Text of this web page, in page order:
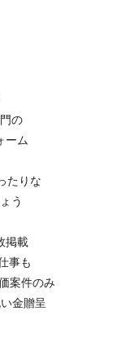
の
ーム
たりな
う
掲載
事も
案件のみ
金贈呈